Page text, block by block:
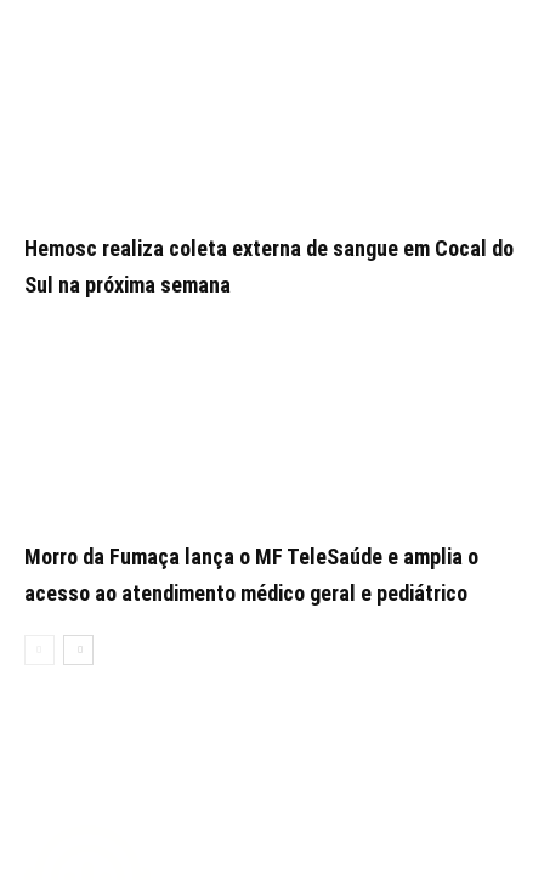
Hemosc realiza coleta externa de sangue em Cocal do
Sul na próxima semana
Morro da Fumaça lança o MF TeleSaúde e amplia o
acesso ao atendimento médico geral e pediátrico